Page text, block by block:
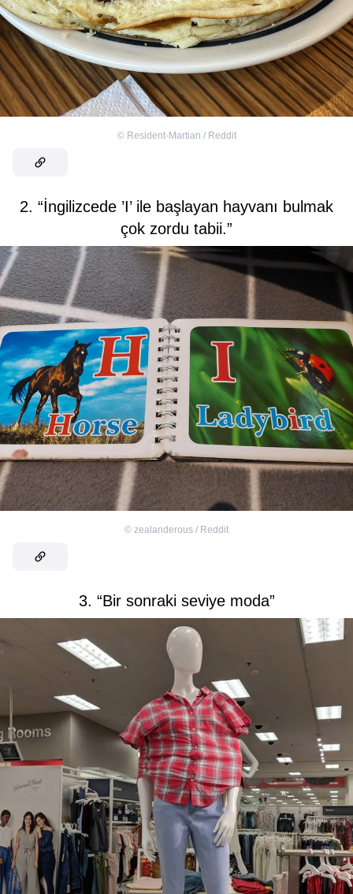
© Resident-Martian / Reddit
2. “İngilizcede ’I’ ile başlayan hayvanı bulmak
çok zordu tabii.”
© zealanderous / Reddit
3. “Bir sonraki seviye moda”